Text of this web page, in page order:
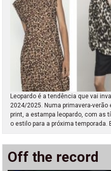
Leopardo é a tendência que vai
2024/2025. Numa primavera-verão
print, a estampa leopardo, com as
o estilo para a próxima temporada.
Off the record